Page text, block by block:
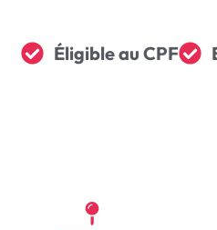
Éligible au CPF